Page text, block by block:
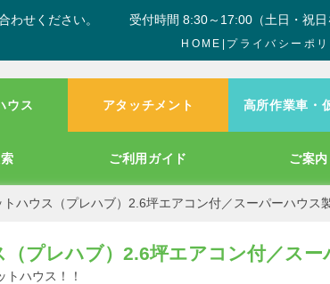
受付時間 8:30～17:00（土日・祝日
わせください。
HOME プライバシーポリ
ウス アタッチメント 高所作業車・
ご利用ガイド ご案内
トハウス（プレハブ）2.6坪エアコン付／スーパーハウス
（プレハブ）2.6坪エアコン付／ス
ハウス！！